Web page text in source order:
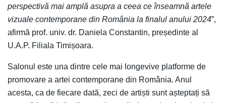
perspectivă mai amplă asupra a ceea ce înseamnă artele
vizuale contemporane din România la finalul anului 2024”,
afirmă prof. univ. dr. Daniela Constantin, președinte al
U.A.P. Filiala Timișoara.
Salonul este una dintre cele mai longevive platforme de
promovare a artei contemporane din România. Anul
acesta, ca de fiecare dată, zeci de artiști sunt așteptați să